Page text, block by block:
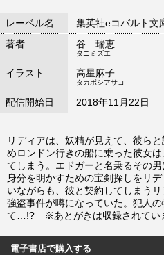
レーベル名
集英社eコバルト文
著者
谷 瑞恵
タニミズエ
イラスト 高星麻子
タカボシアサコ
配信開始日 2018年11月22日
リディアは、妖精が見えて、彼ら
めロンドン行きの船に乗った彼女
てしまう。エドガーと名乗るその
身分を明かすための宝剣探しをリ
いながらも、彼と契約してしまう
強盗事件が噂になっていた。犯人
て…!? ※あとがきは収録されてい
電子書店で購入する